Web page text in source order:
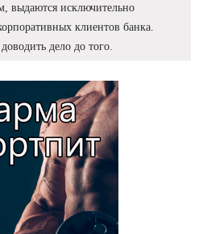
выдаются исключительно
клиентов банка.
дело до того.